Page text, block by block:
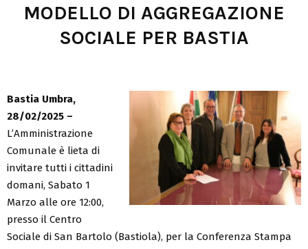
MODELLO DI AGGREGAZIONE
SOCIALE PER BASTIA
Bastia Umbra,
28/02/2025 –
L’Amministrazione
Comunale è lieta di
invitare tutti i cittadini
domani, Sabato 1
Marzo alle ore 12:00,
presso il Centro
Sociale di San Bartolo (Bastiola), per la Conferenza Stampa